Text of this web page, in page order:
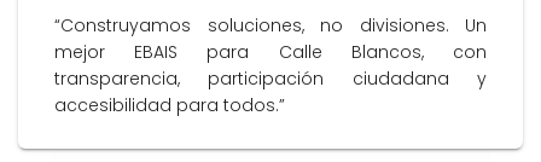
“Construyamos soluciones, no divisiones. Un
mejor EBAIS para Calle Blancos, con
transparencia, participación ciudadana y
accesibilidad para todos.”